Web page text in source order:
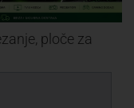
ploče za